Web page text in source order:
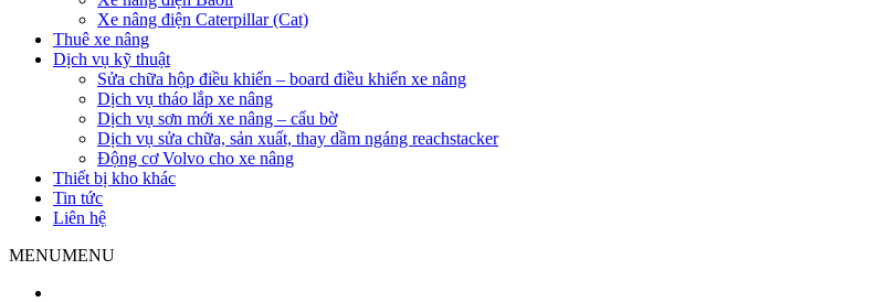
Xe nâng điện Caterpillar (Cat)
Thuê xe nâng
Dịch vụ kỹ thuật
Sửa chữa hộp điều khiển – board điều khiển xe nâng
Dịch vụ tháo lắp xe nâng
Dịch vụ sơn mới xe nâng – cẩu bờ
Dịch vụ sửa chữa, sản xuất, thay dầm ngáng reachstacker
Động cơ Volvo cho xe nâng
Thiết bị kho khác
Tin tức
Liên hệ
MENUMENU